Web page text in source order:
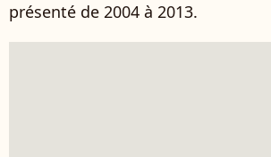
présenté de 2004 à 2013.